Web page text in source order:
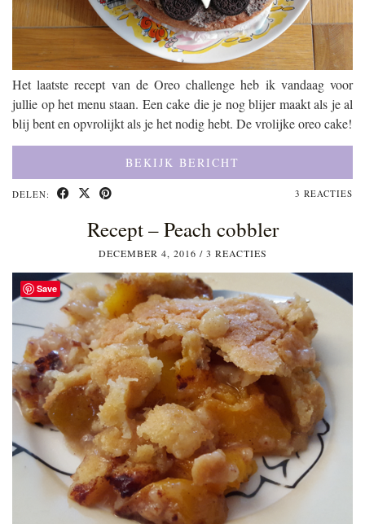
Het laatste recept van de Oreo challenge heb ik vandaag voor
jullie op het menu staan. Een cake die je nog blijer maakt als je al
blij bent en opvrolijkt als je het nodig hebt. De vrolijke oreo cake!
BEKIJK BERICHT
DELEN: 3 REACTIES
Recept – Peach cobbler
DECEMBER 4, 2016 / 3 REACTIES
Save